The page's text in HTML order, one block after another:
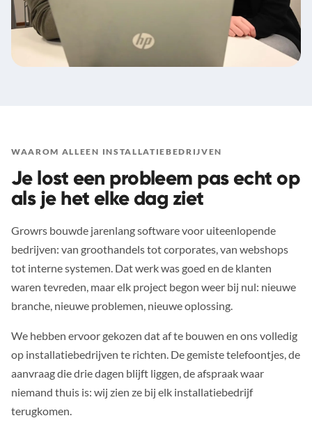
WAAROM ALLEEN INSTALLATIEBEDRIJVEN
Je lost een probleem pas echt op
als je het elke dag ziet
Growrs bouwde jarenlang software voor uiteenlopende
bedrijven: van groothandels tot corporates, van webshops
tot interne systemen. Dat werk was goed en de klanten
waren tevreden, maar elk project begon weer bij nul: nieuwe
branche, nieuwe problemen, nieuwe oplossing.
We hebben ervoor gekozen dat af te bouwen en ons volledig
op installatiebedrijven te richten. De gemiste telefoontjes, de
aanvraag die drie dagen blijft liggen, de afspraak waar
niemand thuis is: wij zien ze bij elk installatiebedrijf
terugkomen.